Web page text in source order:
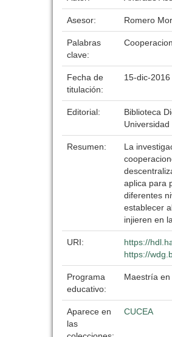
Asesor: Romero
Palabras
clave:
Fecha de
titulación:
15-dic-2016
Editorial:
Biblioteca
Resumen:
La
aplica para
diferentes
establecer
injieren en
URI:
https://
https://
Programa
educativo:
Maestría
Aparece en
las
CUCEA